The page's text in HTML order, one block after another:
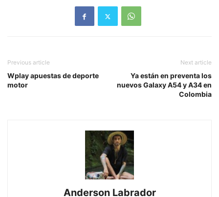
Previous article
Wplay apuestas de deporte
motor
Next article
Ya están en preventa los
nuevos Galaxy A54 y A34 en
Colombia
Anderson Labrador